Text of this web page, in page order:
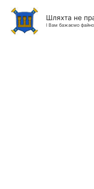
Шляхта не
І Вам бажаємо